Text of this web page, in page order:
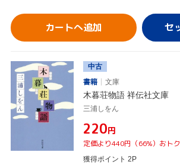
カートへ追加
中古
書籍
文庫
木暮荘物語 祥伝社文庫
三浦しをん
¥220円
定価より440円（66%）おトク
獲得ポイント 2P